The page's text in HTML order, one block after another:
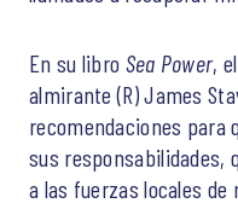
En su libro Sea Power,
almirante (R) James
recomendaciones para
sus responsabilidades,
a las fuerzas locales